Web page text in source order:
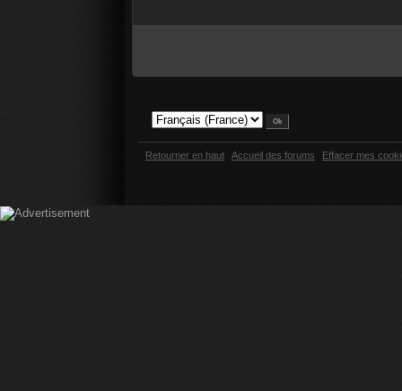
Retourner en haut Accueil des forums Effacer mes